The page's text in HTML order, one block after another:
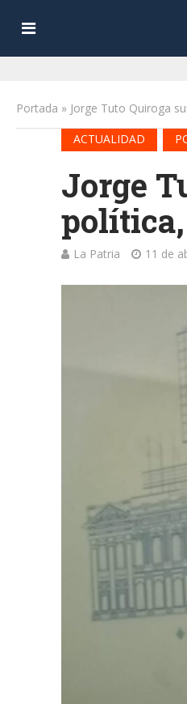
Portada » Jorge Tuto Quiroga
ACTUALIDAD
Jorge
La Patria 11 de